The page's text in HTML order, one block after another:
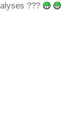
???